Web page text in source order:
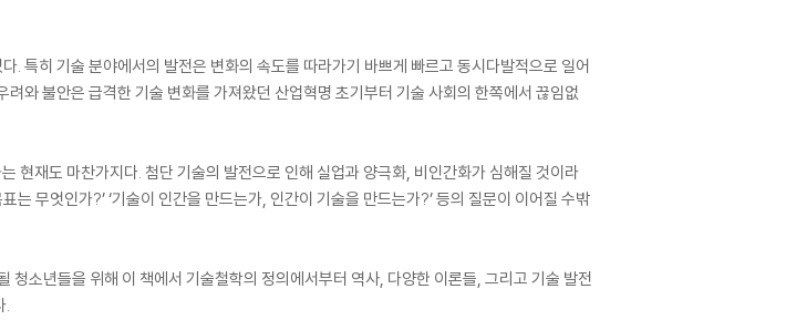
. 특히 기술 분야에서의 발전은 변화의 속도를 따라가기 바쁘게 빠르고 동시다발적으로 일어
와 불안은 급격한 기술 변화를 가져왔던 산업혁명 초기부터 기술 사회의 한쪽에서 끊임없
현재도 마찬가지다. 첨단 기술의 발전으로 인해 실업과 양극화, 비인간화가 심해질 것이라
는 무엇인가?’ ‘기술이 인간을 만드는가, 인간이 기술을 만드는가?’ 등의 질문이 이어질 수밖
소년들을 위해 이 책에서 기술철학의 정의에서부터 역사, 다양한 이론들, 그리고 기술 발전
.